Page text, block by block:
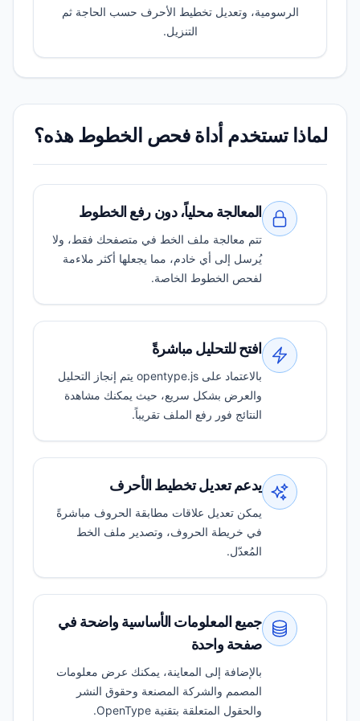
الرسومية، وتعديل تخطيط الأحرف حسب الحاجة ثم
التنزيل.
لماذا تستخدم أداة فحص الخطوط هذه؟
المعالجة محلياً، دون رفع الخطوط
تتم معالجة ملف الخط في متصفحك فقط، ولا
يُرسل إلى أي خادم، مما يجعلها أكثر ملاءمة
لفحص الخطوط الخاصة.
افتح للتحليل مباشرةً
بالاعتماد على opentype.js يتم إنجاز التحليل
والعرض بشكل سريع، حيث يمكنك مشاهدة
النتائج فور رفع الملف تقريباً.
يدعم تعديل تخطيط الأحرف
يمكن تعديل علاقات مطابقة الحروف مباشرةً
في خريطة الحروف، وتصدير ملف الخط
المُعدّل.
جميع المعلومات الأساسية واضحة في
صفحة واحدة
بالإضافة إلى المعاينة، يمكنك عرض معلومات
المصمم والشركة المصنعة وحقوق النشر
والحقول المتعلقة بتقنية OpenType.